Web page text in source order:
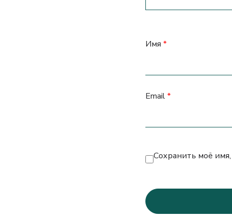
Имя *
Email*
Сохранить моё